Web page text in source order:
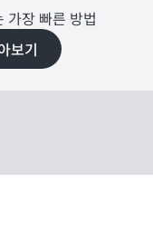
가장 빠른 방법
보기